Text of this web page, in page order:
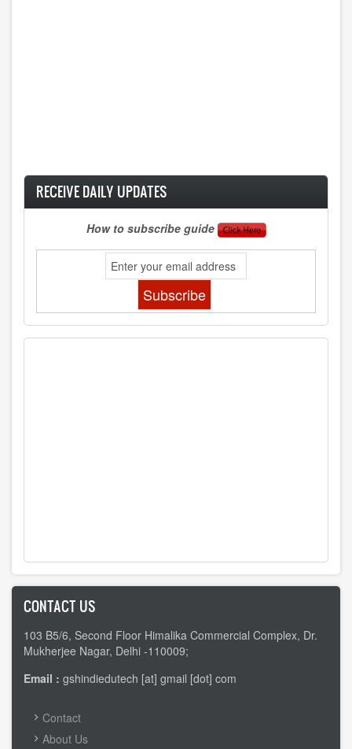
RECEIVE DAILY UPDATES
How to subscribe guide
CONTACT US
103 B5/6, Second Floor Himalika Commercial Complex, Dr.
Mukherjee Nagar, Delhi -110009;
Email : gshindiedutech [at] gmail [dot] com
FOOTER
MENU
Contact
About Us